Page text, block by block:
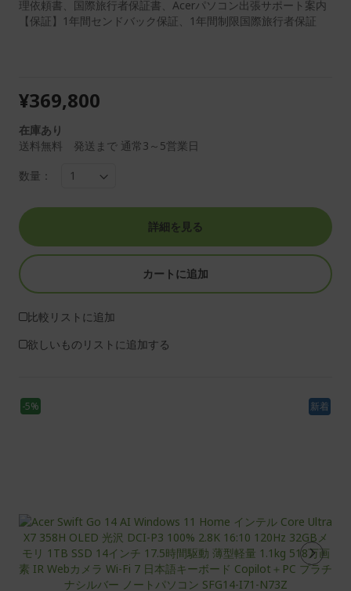
理依頼書、国際旅行者保証書、Acerパソコン出張サポート案内
【保証】1年間センドバック保証、1年間制限国際旅行者保証
¥369,800
在庫あり
送料無料 発送まで 通常3～5営業日
数量：
詳細を見る
カートに追加
比較リストに追加
欲しいものリストに追加する
新着
-5%